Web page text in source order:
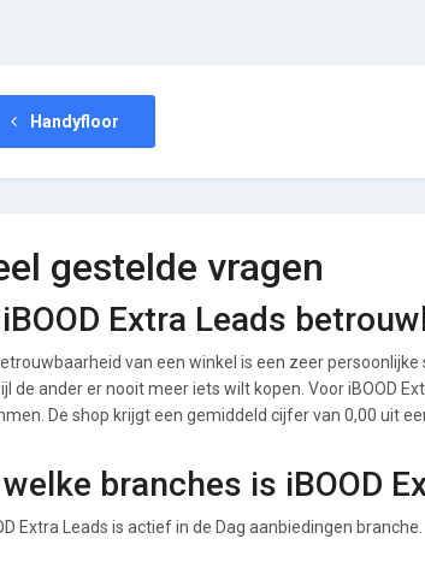
Handyfloor
gestelde vragen
Extra Leads
van een winkel is een zeer
de ander er nooit meer iets wilt kopen. Voor iBOOD
De shop krijgt een gemiddeld cijfer van 0,00 uit
branches is iBOOD
Extra Leads is actief in de Dag aanbiedingen branche.